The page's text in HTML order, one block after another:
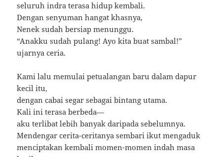
seluruh indra terasa hidup kembali.
Dengan senyuman hangat khasnya,
Nenek sudah bersiap menunggu.
“Anakku sudah pulang! Ayo kita buat sambal!”
ujarnya ceria.
Kami lalu memulai petualangan baru dalam dapur
kecil itu,
dengan cabai segar sebagai bintang utama.
Kali ini terasa berbeda—
aku terlibat lebih banyak daripada sebelumnya.
Mendengar cerita-ceritanya sembari ikut mengaduk
menciptakan kembali momen-momen indah masa